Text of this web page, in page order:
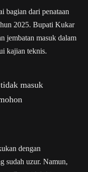
bagian dari penataan
2025. Bupati Kukar
jembatan masuk dalam
kajian teknis.
masuk
dengan
sudah uzur. Namun,